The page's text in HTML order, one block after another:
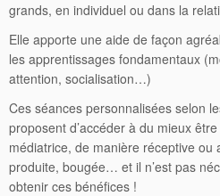
grands, en individuel ou dans la
Elle apporte une aide de façon
les apprentissages fondamentaux
attention, socialisation…)
Ces séances personnalisées selon
proposent d’accéder à du mieux
médiatrice, de manière réceptive ou
produite, bougée… et il n’est pas
obtenir ces bénéfices !